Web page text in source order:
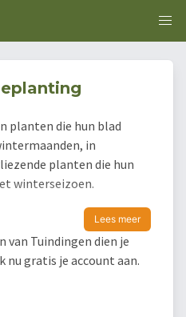
planten die hun blad
in
planten die hun
winterseizoen.
Lees meer
van Tuindingen dien je
nu gratis je account aan.